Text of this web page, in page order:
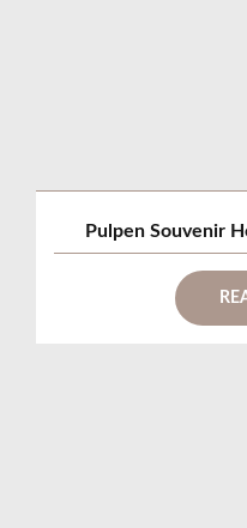
Pulpen Souvenir